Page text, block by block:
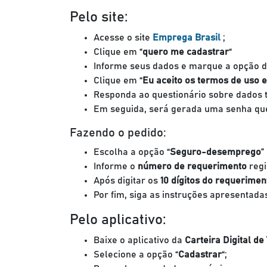
Pelo site:
Acesse o site Emprega Brasil ;
Clique em “quero me cadastrar“
Informe seus dados e marque a opção
Clique em “Eu aceito os termos de uso
Responda ao questionário sobre
Em seguida, será gerada uma senha
Fazendo o pedido:
Escolha a opção “Seguro-desemprego
Informe o número de requerimento
Após digitar os 10 dígitos do
Por fim, siga as instruções
Pelo aplicativo:
Baixe o aplicativo da Carteira Digital de
Selecione a opção “Cadastrar“;